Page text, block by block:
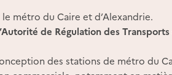
métro du Caire et d’Alexandrie.
de Régulation des
des stations de métro du